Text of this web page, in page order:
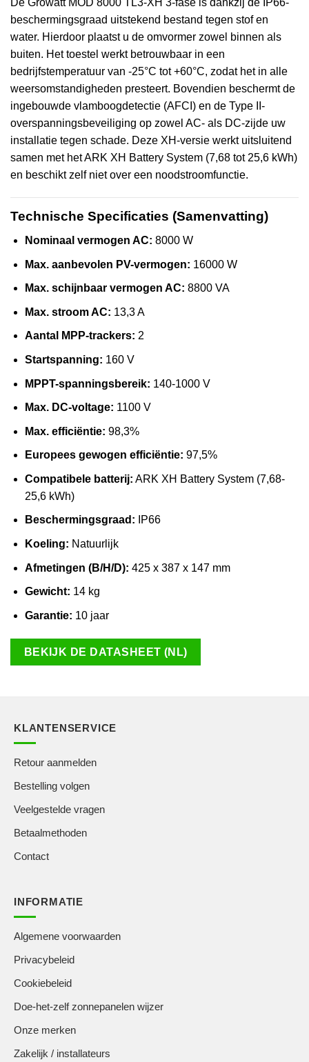
beschermingsgraad uitstekend bestand tegen stof en
water. Hierdoor plaatst u de omvormer zowel binnen als
buiten. Het toestel werkt betrouwbaar in een
bedrijfstemperatuur van -25°C tot +60°C, zodat het in alle
weersomstandigheden presteert. Bovendien beschermt de
ingebouwde vlamboogdetectie (AFCI) en de Type II-
overspanningsbeveiliging op zowel AC- als DC-zijde uw
installatie tegen schade. Deze XH-versie werkt uitsluitend
samen met het ARK XH Battery System (7,68 tot 25,6 kWh)
en beschikt zelf niet over een noodstroomfunctie.
Technische Specificaties (Samenvatting)
Nominaal vermogen AC: 8000 W
Max. aanbevolen PV-vermogen: 16000 W
Max. schijnbaar vermogen AC: 8800 VA
Max. stroom AC: 13,3 A
Aantal MPP-trackers: 2
Startspanning: 160 V
MPPT-spanningsbereik: 140-1000 V
Max. DC-voltage: 1100 V
Max. efficiëntie: 98,3%
Europees gewogen efficiëntie: 97,5%
Compatibele batterij: ARK XH Battery System (7,68-
25,6 kWh)
Beschermingsgraad: IP66
Koeling: Natuurlijk
Afmetingen (B/H/D): 425 x 387 x 147 mm
Gewicht: 14 kg
Garantie: 10 jaar
BEKIJK DE DATASHEET (NL)
KLANTENSERVICE
Retour aanmelden
Bestelling volgen
Veelgestelde vragen
Betaalmethoden
Contact
INFORMATIE
Algemene voorwaarden
Privacybeleid
Cookiebeleid
Doe-het-zelf zonnepanelen wijzer
Onze merken
Zakelijk / installateurs